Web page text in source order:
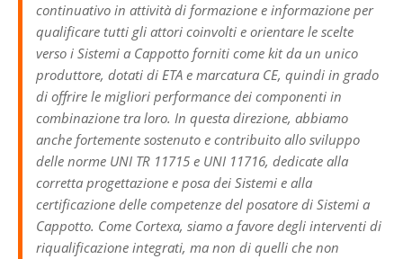
continuativo in attività di formazione e informazione per
qualificare tutti gli attori coinvolti e orientare le scelte
verso i Sistemi a Cappotto forniti come kit da un unico
produttore, dotati di ETA e marcatura CE, quindi in grado
di offrire le migliori performance dei componenti in
combinazione tra loro. In questa direzione, abbiamo
anche fortemente sostenuto e contribuito allo sviluppo
delle norme UNI TR 11715 e UNI 11716, dedicate alla
corretta progettazione e posa dei Sistemi e alla
certificazione delle competenze del posatore di Sistemi a
Cappotto. Come Cortexa, siamo a favore degli interventi di
riqualificazione integrati, ma non di quelli che non